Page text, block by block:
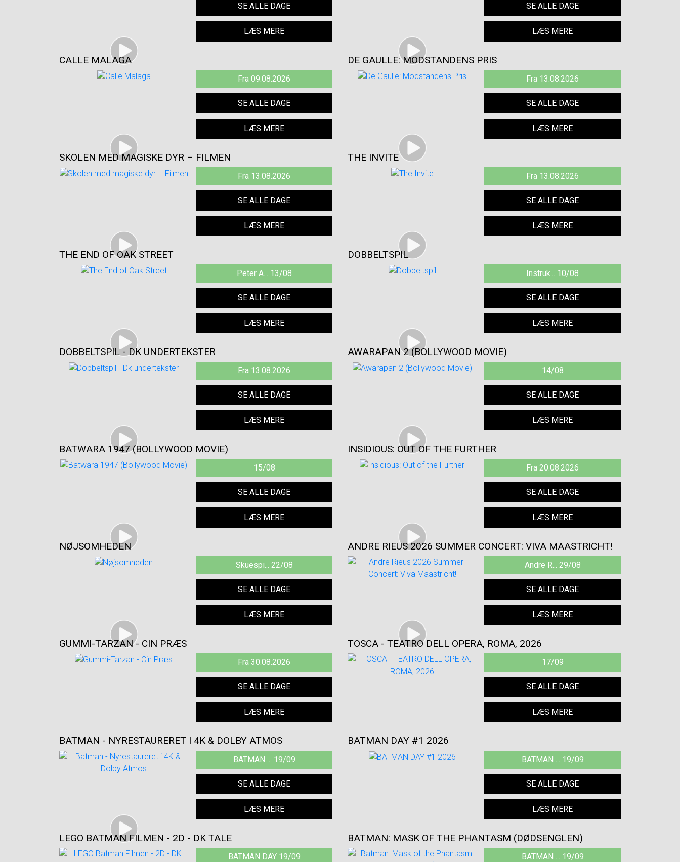
SE ALLE DAGE
LÆS MERE
SE ALLE DAGE
LÆS MERE
CALLE MALAGA
Fra 09.08.2026
SE ALLE DAGE
LÆS MERE
DE GAULLE: MODSTANDENS PRIS
Fra 13.08.2026
SE ALLE DAGE
LÆS MERE
SKOLEN MED MAGISKE DYR – FILMEN
Fra 13.08.2026
SE ALLE DAGE
LÆS MERE
THE INVITE
Fra 13.08.2026
SE ALLE DAGE
LÆS MERE
THE END OF OAK STREET
Peter A... 13/08
SE ALLE DAGE
LÆS MERE
DOBBELTSPIL
Instruk... 10/08
SE ALLE DAGE
LÆS MERE
DOBBELTSPIL - DK UNDERTEKSTER
Fra 13.08.2026
SE ALLE DAGE
LÆS MERE
AWARAPAN 2 (BOLLYWOOD MOVIE)
14/08
SE ALLE DAGE
LÆS MERE
BATWARA 1947 (BOLLYWOOD MOVIE)
15/08
SE ALLE DAGE
LÆS MERE
INSIDIOUS: OUT OF THE FURTHER
Fra 20.08.2026
SE ALLE DAGE
LÆS MERE
NØJSOMHEDEN
Skuespi... 22/08
SE ALLE DAGE
LÆS MERE
ANDRE RIEUS 2026 SUMMER CONCERT: VIVA MAASTRICHT!
Andre R... 29/08
SE ALLE DAGE
LÆS MERE
GUMMI-TARZAN - CIN PRÆS
Fra 30.08.2026
SE ALLE DAGE
LÆS MERE
TOSCA - TEATRO DELL OPERA, ROMA, 2026
17/09
SE ALLE DAGE
LÆS MERE
BATMAN - NYRESTAURERET I 4K & DOLBY ATMOS
BATMAN ... 19/09
SE ALLE DAGE
LÆS MERE
BATMAN DAY #1 2026
BATMAN ... 19/09
SE ALLE DAGE
LÆS MERE
LEGO BATMAN FILMEN - 2D - DK TALE
BATMAN DAY 19/09
BATMAN: MASK OF THE PHANTASM (DØDSENGLEN)
BATMAN ... 19/09